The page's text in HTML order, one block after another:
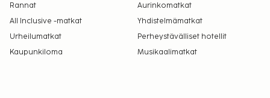
Rannat
Aurinkomatkat
All Inclusive -matkat
Yhdistelmämatkat
Urheilumatkat
Perheystävälliset hotellit
Kaupunkiloma
Musikaalimatkat